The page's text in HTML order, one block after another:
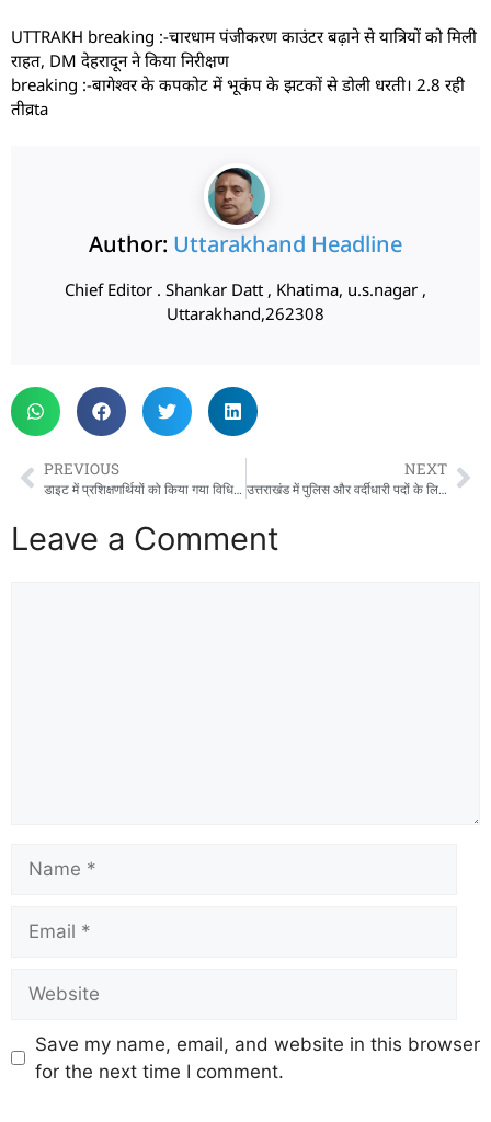
UTTRAKH breaking :-चारधाम पंजीकरण काउंटर बढ़ाने से यात्रियों को मिली
राहत, DM देहरादून ने किया निरीक्षण
breaking :-बागेश्वर के कपकोट में भूकंप के झटकों से डोली धरती। 2.8 रही
तीव्रta
Author: Uttarakhand Headline
Chief Editor . Shankar Datt , Khatima, u.s.nagar ,
Uttarakhand,262308
PREVIOUS
डाइट में प्रशिक्षणर्थियों को किया गया विधिक जागरूक
NEXT
उत्तराखंड में पुलिस और वर्दीधारी पदों के लिए बदलेगा शारीरिक परीक्षा का मानक, धामी सरकार की तैयारी जानिए
Leave a Comment
Save my name, email, and website in this browser
for the next time I comment.